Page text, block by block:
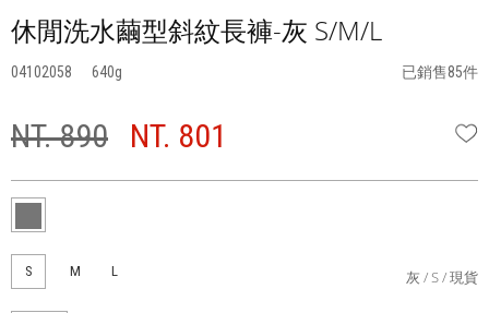
休閒洗水繭型斜紋長褲-灰 S/M/L
04102058 640 已銷售85件
NT. 890 NT. 801
S M L 灰 S 現貨